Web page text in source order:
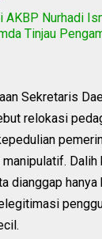
AKBP Nurhadi
Tinjau
Sekretaris
relokasi
dianggap